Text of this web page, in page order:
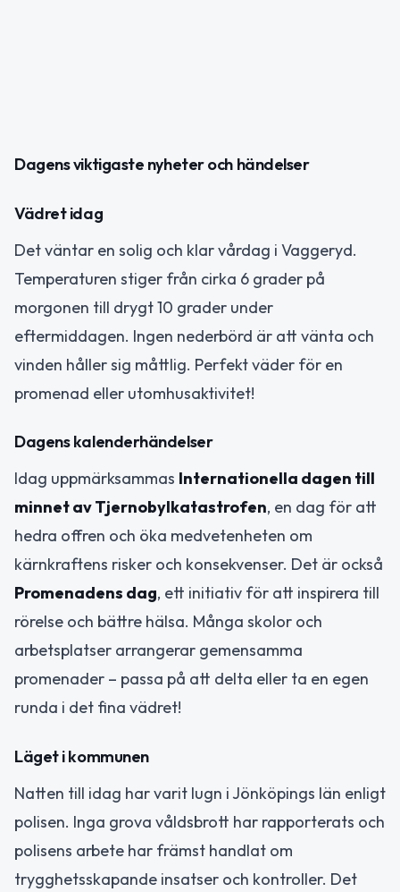
Dagens viktigaste nyheter och händelser
Vädret idag
Det väntar en solig och klar vårdag i Vaggeryd.
Temperaturen stiger från cirka 6 grader på
morgonen till drygt 10 grader under
eftermiddagen. Ingen nederbörd är att vänta och
vinden håller sig måttlig. Perfekt väder för en
promenad eller utomhusaktivitet!
Dagens kalenderhändelser
Idag uppmärksammas Internationella dagen till
minnet av Tjernobylkatastrofen, en dag för att
hedra offren och öka medvetenheten om
kärnkraftens risker och konsekvenser. Det är också
Promenadens dag, ett initiativ för att inspirera till
rörelse och bättre hälsa. Många skolor och
arbetsplatser arrangerar gemensamma
promenader – passa på att delta eller ta en egen
runda i det fina vädret!
Läget i kommunen
Natten till idag har varit lugn i Jönköpings län enligt
polisen. Inga grova våldsbrott har rapporterats och
polisens arbete har främst handlat om
trygghetsskapande insatser och kontroller. Det